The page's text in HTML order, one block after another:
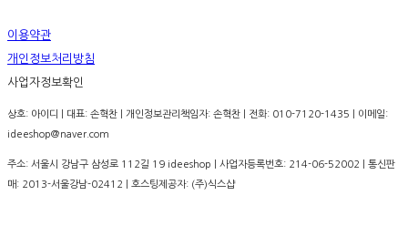
이용약관
개인정보처리방침
사업자정보확인
상호: 아이디 | 대표: 손혁찬 | 개인정보관리책임자: 손혁찬 | 전화: 010-7120-1435 | 이메일:
ideeshop@naver.com
주소: 서울시 강남구 삼성로 112길 19 ideeshop | 사업자등록번호: 214-06-52002 | 통신판
매: 2013-서울강남-02412 | 호스팅제공자: (주)식스샵